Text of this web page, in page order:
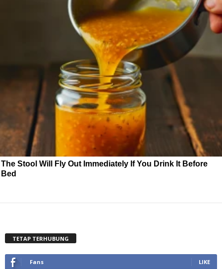
The Stool Will Fly Out Immediately If You Drink It Before
Bed
TETAP TERHUBUNG
Fans LIKE